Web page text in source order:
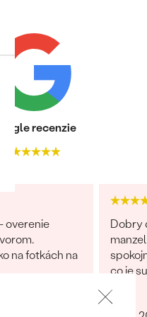
recenzie
overenie
na fotkách na
Dobry
co je
Ivo